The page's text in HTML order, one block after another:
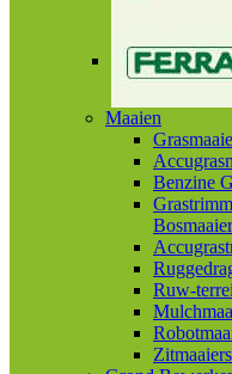
Maaien
Benzine
Ruw-
Zitmaaiers